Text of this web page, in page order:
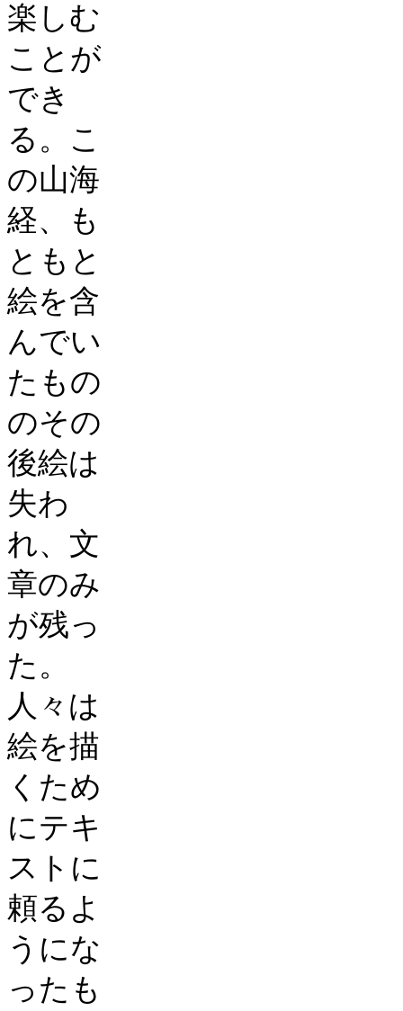
楽しむ
ことが
でき
る。こ
の山海
経、も
ともと
絵を含
んでい
たもの
のその
後絵は
失わ
れ、文
章のみ
が残っ
た。
人々は
絵を描
くため
にテキ
ストに
頼るよ
うにな
ったも